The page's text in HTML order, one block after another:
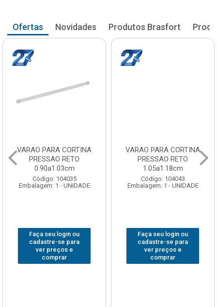
Ofertas Novidades Produtos Brasfort
VARAO PARA CORTINA
PRESSAO RETO
0.90a1.03cm
Código: 104035
Embalagem: 1 - UNIDADE
Faça seu login ou
cadastre-se para
ver preços e
comprar
VARAO PARA CORTINA
PRESSAO RETO
1.05a1.18cm
Código: 104043
Embalagem: 1 - UNIDADE
Faça seu login ou
cadastre-se para
ver preços e
comprar